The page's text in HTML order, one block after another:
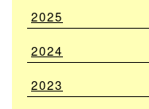
2025
2024
2023